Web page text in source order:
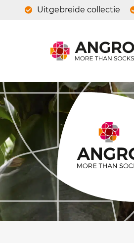
Uitgebreide collectie